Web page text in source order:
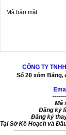
Mã bảo mật
CÔNG TY
Số 20 xóm Bảng,
Mã
Đăng ký
Đăng ký
Tại Sở Kế Hoạch và